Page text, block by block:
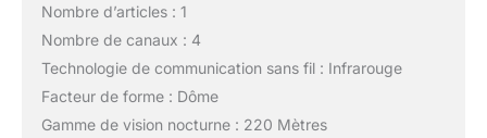
Nombre d’articles : 1
Nombre de canaux : 4
Technologie de communication sans fil : Infrarouge
Facteur de forme : Dôme
Gamme de vision nocturne : 220 Mètres